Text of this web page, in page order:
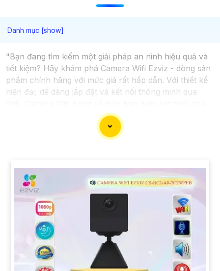
"Bạn đang tìm kiếm một giải pháp an ninh hiệu quả và
tiết kiệm? Hãy khám phá Camera Wifi Ezviz - dòng sản
phẩm chính hãng với mức giá rất hấp dẫn. Với thiết kế
hiện đại, dễ dàng lắp đặt và kết nối thông minh qua
hoặc văn phòng mọi lúc mọi nơi chỉ bằng một chiếc
Không chỉ vậy, sản phẩm cũng mang lại chất lượng
cơ hội sở hữu Camera Wifi Ezviz giá rẻ chính hãng để
bảo vệ tài sản và gia đình của bạn ngay hôm nay!"
Hy vọng đoạn văn trên sẽ giúp bạn trong việc giới thiệu
sản phẩm Camera Wifi Ezviz.